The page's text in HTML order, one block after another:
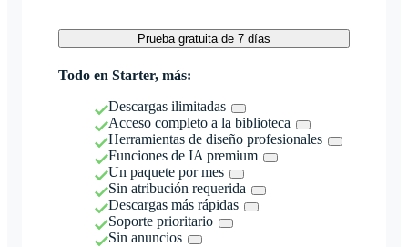
Prueba gratuita de 7 días
Todo en Starter, más:
Descargas ilimitadas
Acceso completo a la biblioteca
Herramientas de diseño profesionales
Funciones de IA premium
Un paquete por mes
Sin atribución requerida
Descargas más rápidas
Soporte prioritario
Sin anuncios